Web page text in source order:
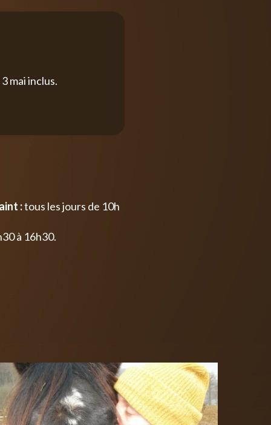
mai inclus.
:tous les jours de 10h
à 16h30.